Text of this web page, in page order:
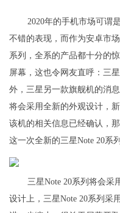
2020年的手机市场可谓
不错的表现，而作为安卓市
系列，全系的产品都十分的
屏幕，这也令网友直呼：三
外，三星另一款旗舰机的消
将会采用全新的外观设计，
该机的相关信息已经确认，
这一次全新的三星Note 20系
三星Note 20系列将会采
设计上，三星Note 20系列采